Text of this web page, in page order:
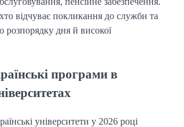
відчуває покликання до служби та
розпорядку дня й високої
програми в
університети у 2026 році